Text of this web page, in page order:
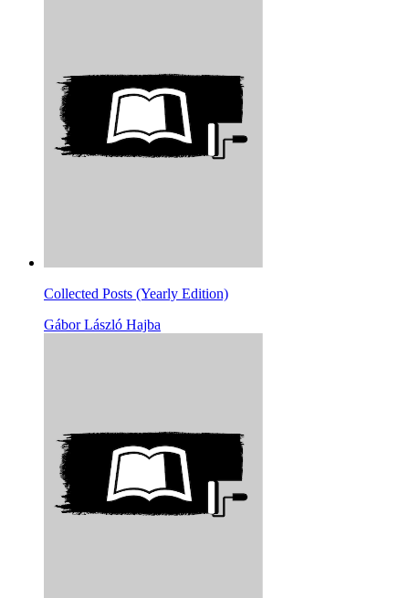
Collected Posts (Yearly Edition)
Gábor László Hajba